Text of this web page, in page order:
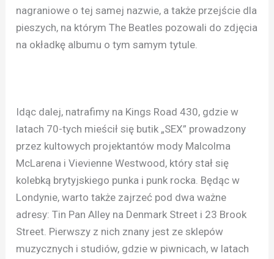
nagraniowe o tej samej nazwie, a także przejście dla
pieszych, na którym The Beatles pozowali do zdjęcia
na okładkę albumu o tym samym tytule.
Idąc dalej, natrafimy na Kings Road 430, gdzie w
latach 70-tych mieścił się butik „SEX” prowadzony
przez kultowych projektantów mody Malcolma
McLarena i Vievienne Westwood, który stał się
kolebką brytyjskiego punka i punk rocka. Będąc w
Londynie, warto także zajrzeć pod dwa ważne
adresy: Tin Pan Alley na Denmark Street i 23 Brook
Street. Pierwszy z nich znany jest ze sklepów
muzycznych i studiów, gdzie w piwnicach, w latach